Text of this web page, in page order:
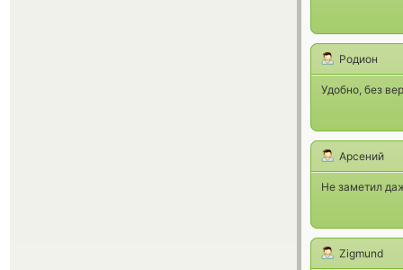
Родион
Удобно, без
Арсений
Не заметил
Zigmund